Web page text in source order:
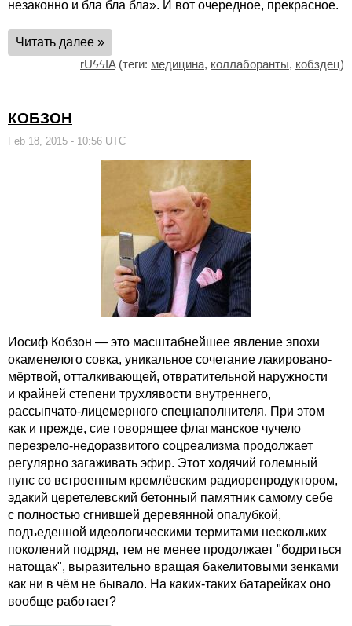
незаконно и бла бла бла». И вот очередное, прекрасное.
Читать далее »
rUϟϟIA(теги: медицина, коллаборанты, кобздец)
КОБЗОН
Feb 18, 2015 - 10:56 UTC
Иосиф Кобзон — это масштабнейшее явление эпохи
окаменелого совка, уникальное сочетание лакировано-
мёртвой, отталкивающей, отвратительной наружности
и крайней степени трухлявости внутреннего,
рассыпчато-лицемерного спецнаполнителя. При этом
как и прежде, сие говорящее флагманское чучело
перезрело-недоразвитого соцреализма продолжает
регулярно загаживать эфир. Этот ходячий големный
пупс со встроенным кремлёвским радиорепродуктором,
эдакий церетелевский бетонный памятник самому себе
с полностью сгнившей деревянной опалубкой,
подъеденной идеологическими термитами нескольких
поколений подряд, тем не менее продолжает "бодриться
натощак", выразительно вращая бакелитовыми зенками
как ни в чём не бывало. На каких-таких батарейках оно
вообще работает?